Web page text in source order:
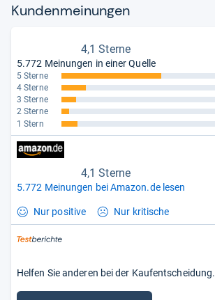
Kun­den­mei­nun­gen
4,1 Sterne
5.772 Meinungen in einer Quelle
5 Sterne
4 Sterne
3 Sterne
2 Sterne
1 Stern
4,1 Sterne
5.772 Meinungen bei Amazon.de lesen
Nur positive Nur kritische
Helfen Sie anderen bei der Kaufentscheidung.